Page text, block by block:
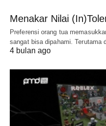
Menakar Nilai
Preferensi orang tua
sangat bisa dipahami. Terutama
4 bulan ago